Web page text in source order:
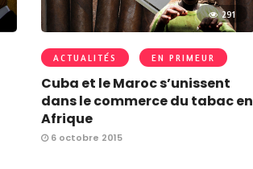
291
ACTUALITÉS EN PRIMEUR
Cuba et le Maroc s’unissent
dans le commerce du tabac en
Afrique
6 octobre 2015